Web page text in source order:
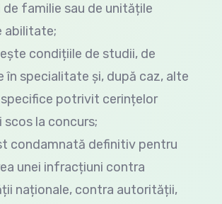
de familie sau de unitățile
abilitate;
condițiile de studii, de
în specialitate și, după caz, alte
potrivit cerințelor
scos la concurs;
condamnată definitiv pentru
unei infracțiuni contra
naționale, contra autorității,